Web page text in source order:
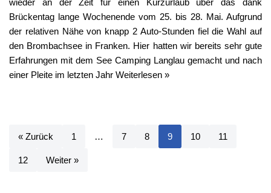
wieder an der Zeit für einen Kurzurlaub über das dank
Brückentag lange Wochenende vom 25. bis 28. Mai. Aufgrund
der relativen Nähe von knapp 2 Auto-Stunden fiel die Wahl auf
den Brombachsee in Franken. Hier hatten wir bereits sehr gute
Erfahrungen mit dem See Camping Langlau gemacht und nach
einer Pleite im letzten Jahr Weiterlesen »
« Zurück 1 … 7 8 9 10 11
12 Weiter »